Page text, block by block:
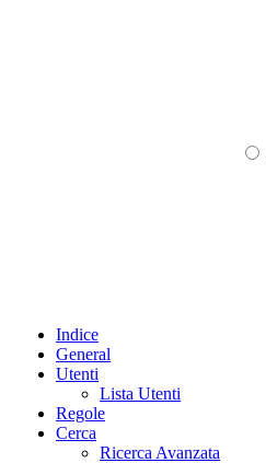
Indice
General
Utenti
Lista Utenti
Regole
Cerca
Ricerca Avanzata